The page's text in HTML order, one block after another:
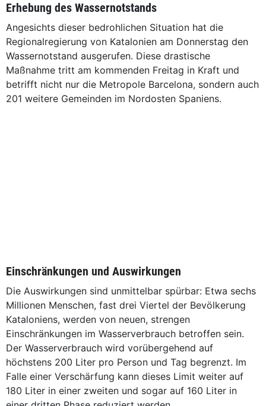
Erhebung des Wassernotstands
Angesichts dieser bedrohlichen Situation hat die
Regionalregierung von Katalonien am Donnerstag den
Wassernotstand ausgerufen. Diese drastische
Maßnahme tritt am kommenden Freitag in Kraft und
betrifft nicht nur die Metropole Barcelona, sondern auch
201 weitere Gemeinden im Nordosten Spaniens.
Einschränkungen und Auswirkungen
Die Auswirkungen sind unmittelbar spürbar: Etwa sechs
Millionen Menschen, fast drei Viertel der Bevölkerung
Kataloniens, werden von neuen, strengen
Einschränkungen im Wasserverbrauch betroffen sein.
Der Wasserverbrauch wird vorübergehend auf
höchstens 200 Liter pro Person und Tag begrenzt. Im
Falle einer Verschärfung kann dieses Limit weiter auf
180 Liter in einer zweiten und sogar auf 160 Liter in